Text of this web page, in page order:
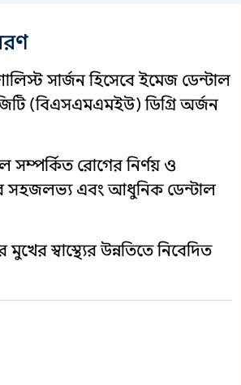
সার্জন হিসেবে ইমেজ ডেন্টাল
(বিএসএমএমইউ) ডিগ্রি অর্জন
সম্পর্কিত রোগের নির্ণয় ও
সহজলভ্য এবং আধুনিক ডেন্টাল
স্বাস্থ্যের উন্নতিতে নিবেদিত